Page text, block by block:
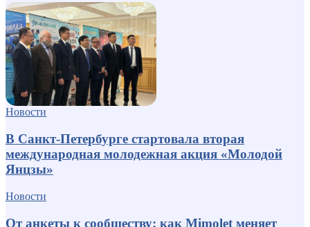
Новости
В Санкт-Петербурге стартовала вторая
международная молодежная акция «Молодой
Янцзы»
Новости
От анкеты к сообществу: как Mimolet меняет